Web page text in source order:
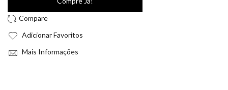
Adicionar Favoritos
Mais Informações